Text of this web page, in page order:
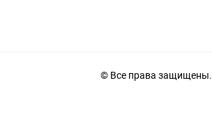
© Все права защищены.